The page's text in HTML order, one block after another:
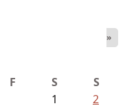
»
F S
S
1
2